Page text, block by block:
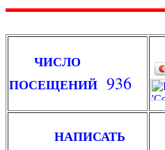
ЧИСЛО
ПОСЕЩЕНИЙ 936
НАПИСАТЬ